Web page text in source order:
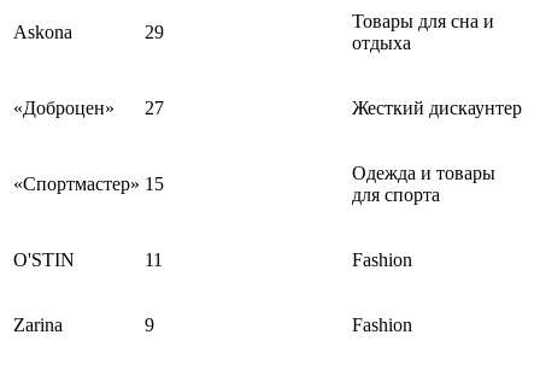
Askona 29
Товары для сна и
отдыха
«Доброцен» 27 Жесткий дискаунтер
«Спортмастер» 15
Одежда и товары
для спорта
O'STIN 11 Fashion
Zarina 9 Fashion